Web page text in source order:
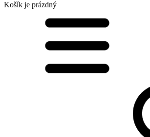
Košík je prázdný